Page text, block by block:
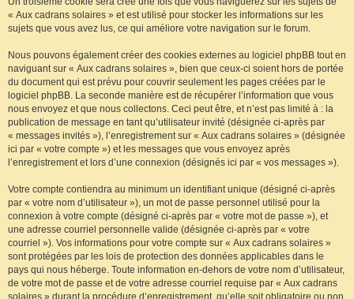
« Aux cadrans solaires » et est utilisé pour stocker les informations sur les
sujets que vous avez lus, ce qui améliore votre navigation sur le forum.
Nous pouvons également créer des cookies externes au logiciel phpBB tout en
naviguant sur « Aux cadrans solaires », bien que ceux-ci soient hors de portée
du document qui est prévu pour couvrir seulement les pages créées par le
logiciel phpBB. La seconde manière est de récupérer l’information que vous
nous envoyez et que nous collectons. Ceci peut être, et n’est pas limité à : la
publication de message en tant qu’utilisateur invité (désignée ci-après par
« messages invités »), l’enregistrement sur « Aux cadrans solaires » (désignée
ici par « votre compte ») et les messages que vous envoyez après
l’enregistrement et lors d’une connexion (désignés ici par « vos messages »).
Votre compte contiendra au minimum un identifiant unique (désigné ci-après
par « votre nom d’utilisateur »), un mot de passe personnel utilisé pour la
connexion à votre compte (désigné ci-après par « votre mot de passe »), et
une adresse courriel personnelle valide (désignée ci-après par « votre
courriel »). Vos informations pour votre compte sur « Aux cadrans solaires »
sont protégées par les lois de protection des données applicables dans le
pays qui nous héberge. Toute information en-dehors de votre nom d’utilisateur,
de votre mot de passe et de votre adresse courriel requise par « Aux cadrans